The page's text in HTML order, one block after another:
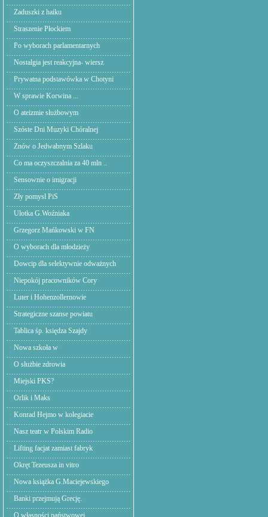
Zaduszki z haiku
Straszenie Płockiem
Po wyborach parlamentarnych
Nostalgia jest reakcyjna- wiersz
Prywatna podstawówka w Chotyni
W sprawie Korwina ...
O ateizmie służbowym
Szóste Dni Muzyki Chóralnej
Znów o Jedwabnym Szlaku
Co ma oczyszczalnia za 40 mln ..
Sensownie o imigracji
Zły pomysł PiS
Ulotka G.Woźniaka
Grzegorz Mańkowski w FN
O wyborach dla młodzieży
Dowcip dla selektywnie odważnych
Niepokój pracowników Cory
Luter i Hohenzollernowie
Strategiczne szanse powiatu
Tablica śp. księdza Szajdy
Nowa szkoła w
O służbie zdrowia
Miejski PKS?
Orlik i Maks
Konrad Hejmo w kolegiacie
Nasz teatr w Polskim Radio
Lifting facjat zamiast fabryk
Okręt Tezeusza in vitro
Nowa książka G.Maciejewskiego
Banki przejmują Grecję.
O własności państwowej